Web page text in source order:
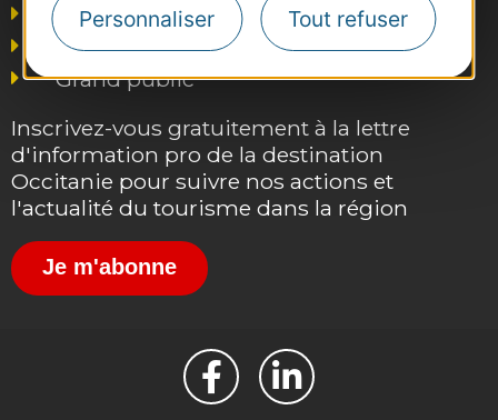
Personnaliser Tout refuser
Business/Mice
Thermalisme
Grand public
Inscrivez-vous gratuitement à la lettre
d'information pro de la destination
Occitanie pour suivre nos actions et
l'actualité du tourisme dans la région
Je m'abonne